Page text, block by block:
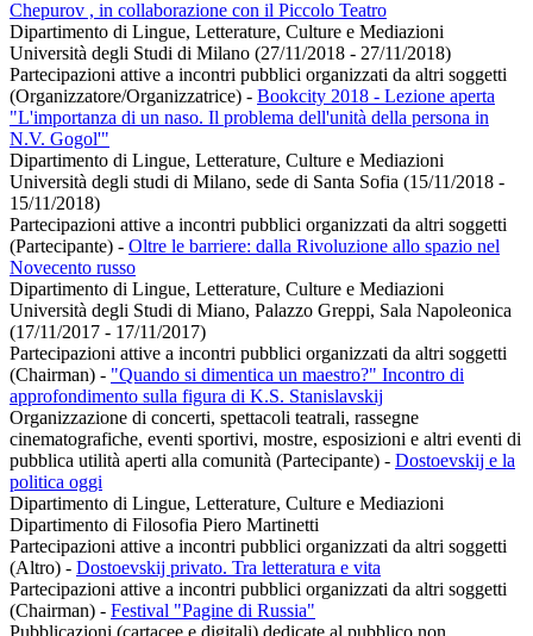
Chepurov , in collaborazione con il Piccolo Teatro
Dipartimento di Lingue, Letterature, Culture e Mediazioni
Università degli Studi di Milano (27/11/2018 - 27/11/2018)
Partecipazioni attive a incontri pubblici organizzati da altri soggetti
(Organizzatore/Organizzatrice) - Bookcity 2018 - Lezione aperta
"L'importanza di un naso. Il problema dell'unità della persona in
N.V. Gogol'"
Dipartimento di Lingue, Letterature, Culture e Mediazioni
Università degli studi di Milano, sede di Santa Sofia (15/11/2018 -
15/11/2018)
Partecipazioni attive a incontri pubblici organizzati da altri soggetti
(Partecipante) - Oltre le barriere: dalla Rivoluzione allo spazio nel
Novecento russo
Dipartimento di Lingue, Letterature, Culture e Mediazioni
Università degli Studi di Miano, Palazzo Greppi, Sala Napoleonica
(17/11/2017 - 17/11/2017)
Partecipazioni attive a incontri pubblici organizzati da altri soggetti
(Chairman) - "Quando si dimentica un maestro?" Incontro di
approfondimento sulla figura di K.S. Stanislavskij
Organizzazione di concerti, spettacoli teatrali, rassegne
cinematografiche, eventi sportivi, mostre, esposizioni e altri eventi di
pubblica utilità aperti alla comunità (Partecipante) - Dostoevskij e la
politica oggi
Dipartimento di Lingue, Letterature, Culture e Mediazioni
Dipartimento di Filosofia Piero Martinetti
Partecipazioni attive a incontri pubblici organizzati da altri soggetti
(Altro) - Dostoevskij privato. Tra letteratura e vita
Partecipazioni attive a incontri pubblici organizzati da altri soggetti
(Chairman) - Festival "Pagine di Russia"